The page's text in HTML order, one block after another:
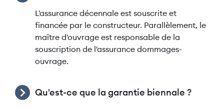
L'assurance décennale est souscrite et
financée par le constructeur. Parallèlement, le
maître d'ouvrage est responsable de la
souscription de l'assurance dommages-
ouvrage.
Qu'est-ce que la garantie biennale ?